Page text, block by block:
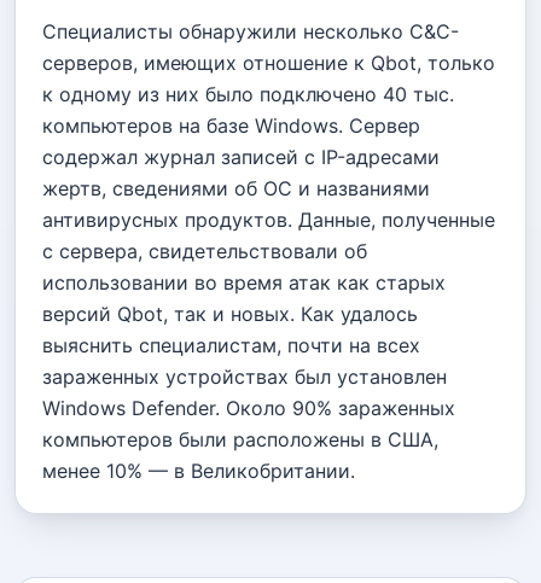
Специалисты обнаружили несколько C&C-
серверов, имеющих отношение к Qbot, только
к одному из них было подключено 40 тыс.
компьютеров на базе Windows. Сервер
содержал журнал записей с IP-адресами
жертв, сведениями об ОС и названиями
антивирусных продуктов. Данные, полученные
с сервера, свидетельствовали об
использовании во время атак как старых
версий Qbot, так и новых. Как удалось
выяснить специалистам, почти на всех
зараженных устройствах был установлен
Windows Defender. Около 90% зараженных
компьютеров были расположены в США,
менее 10% — в Великобритании.